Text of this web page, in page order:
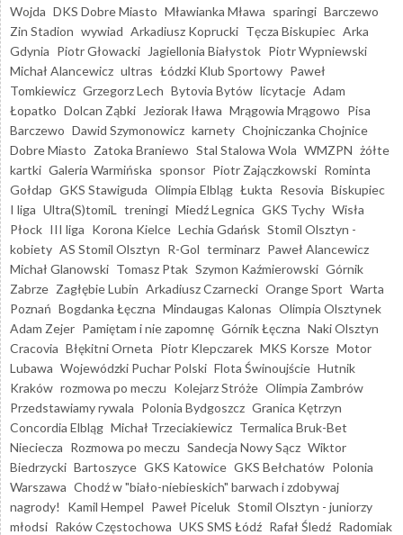
Wojda DKS Dobre Miasto Mławianka Mława sparingi Barczewo
Zin Stadion wywiad Arkadiusz Koprucki Tęcza Biskupiec Arka
Gdynia Piotr Głowacki Jagiellonia Białystok Piotr Wypniewski
Michał Alancewicz ultras Łódzki Klub Sportowy Paweł
Tomkiewicz Grzegorz Lech Bytovia Bytów licytacje Adam
Łopatko Dolcan Ząbki Jeziorak Iława Mrągowia Mrągowo Pisa
Barczewo Dawid Szymonowicz karnety Chojniczanka Chojnice
Dobre Miasto Zatoka Braniewo Stal Stalowa Wola WMZPN żółte
kartki Galeria Warmińska sponsor Piotr Zajączkowski Rominta
Gołdap GKS Stawiguda Olimpia Elbląg Łukta Resovia Biskupiec
I liga Ultra(S)tomiL treningi Miedź Legnica GKS Tychy Wisła
Płock III liga Korona Kielce Lechia Gdańsk Stomil Olsztyn -
kobiety AS Stomil Olsztyn R-Gol terminarz Paweł Alancewicz
Michał Glanowski Tomasz Ptak Szymon Kaźmierowski Górnik
Zabrze Zagłębie Lubin Arkadiusz Czarnecki Orange Sport Warta
Poznań Bogdanka Łęczna Mindaugas Kalonas Olimpia Olsztynek
Adam Zejer Pamiętam i nie zapomnę Górnik Łęczna Naki Olsztyn
Cracovia Błękitni Orneta Piotr Klepczarek MKS Korsze Motor
Lubawa Wojewódzki Puchar Polski Flota Świnoujście Hutnik
Kraków rozmowa po meczu Kolejarz Stróże Olimpia Zambrów
Przedstawiamy rywala Polonia Bydgoszcz Granica Kętrzyn
Concordia Elbląg Michał Trzeciakiewicz Termalica Bruk-Bet
Nieciecza Rozmowa po meczu Sandecja Nowy Sącz Wiktor
Biedrzycki Bartoszyce GKS Katowice GKS Bełchatów Polonia
Warszawa Chodź w "biało-niebieskich" barwach i zdobywaj
nagrody!
Kamil Hempel Paweł Piceluk Stomil Olsztyn - juniorzy
młodsi Raków Częstochowa UKS SMS Łódź Rafał Śledź Radomiak